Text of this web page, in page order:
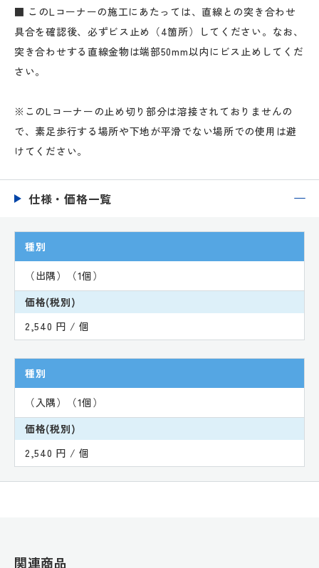
■ このLコーナーの施工にあたっては、直線との突き合わせ
具合を確認後、必ずビス止め（4箇所）してください。なお、
突き合わせする直線金物は端部50mm以内にビス止めしてくだ
さい。
※このLコーナーの止め切り部分は溶接されておりませんの
で、素足歩行する場所や下地が平滑でない場所での使用は避
けてください。
仕様・価格一覧
種別
（出隅）（1個）
価格(税別)
2,540 円 / 個
種別
（入隅）（1個）
価格(税別)
2,540 円 / 個
関連商品